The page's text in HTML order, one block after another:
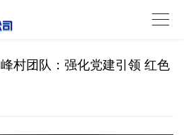

村团队：强化党建引领 红色